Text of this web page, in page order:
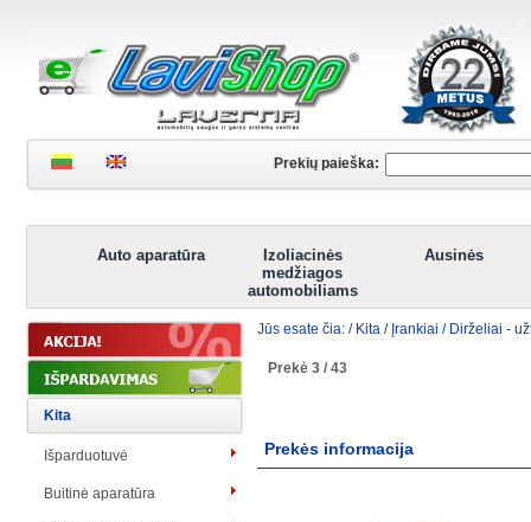
Prekių paieška:
Auto aparatūra
Izoliacinės
medžiagos
automobiliams
Ausinės
Kita
Išparduotuvė
Buitinė aparatūra
Jūs esate čia: / Kita / Įrankiai / Dirželiai -
Prekė 3 / 43
Prekės informacija